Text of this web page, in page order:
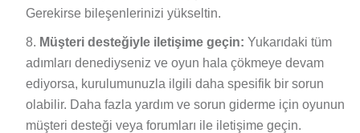
Gerekirse bileşenlerinizi yükseltin.
Müşteri desteğiyle iletişime geçin: Yukarıdaki tüm
adımları denediyseniz ve oyun hala çökmeye devam
ediyorsa, kurulumunuzla ilgili daha spesifik bir sorun
olabilir. Daha fazla yardım ve sorun giderme için oyunun
müşteri desteği veya forumları ile iletişime geçin.